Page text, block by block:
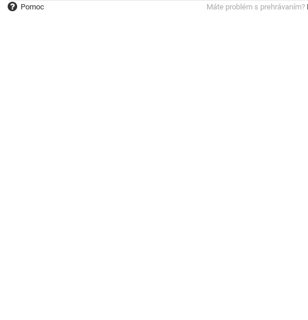
Pomoc Máte problém s prehrávaním?